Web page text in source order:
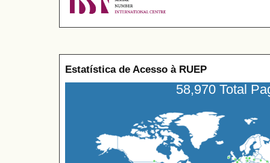
Estatística de Acesso à RUEP
58,970 Total